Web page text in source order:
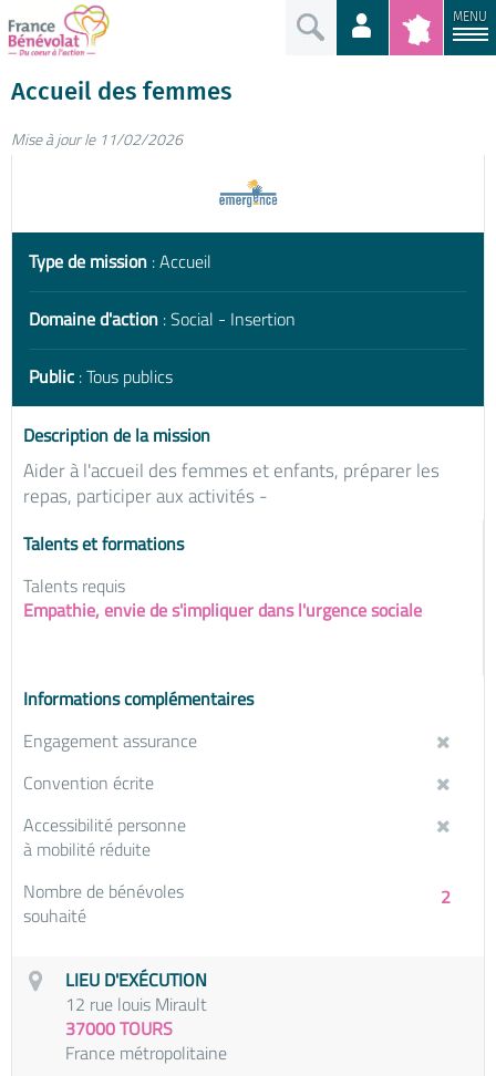
MENU
Accueil des femmes
Mise à jour le 11/02/2026
Type de mission : Accueil
Domaine d'action : Social - Insertion
Public : Tous publics
Description de la mission
Aider à l'accueil des femmes et enfants, préparer les
repas, participer aux activités -
Talents et formations
Talents requis
Empathie, envie de s'impliquer dans l'urgence sociale
Informations complémentaires
Engagement assurance
Convention écrite
Accessibilité personne
à mobilité réduite
2
Nombre de bénévoles
souhaité
LIEU D'EXÉCUTION
12 rue louis Mirault
37000 TOURS
France métropolitaine